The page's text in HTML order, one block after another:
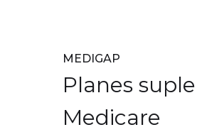
MEDIGAP
Planes
Medicare